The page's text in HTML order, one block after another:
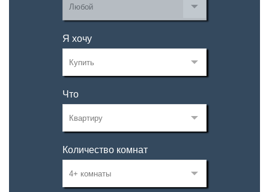
Я хочу
Что
Количество комнат